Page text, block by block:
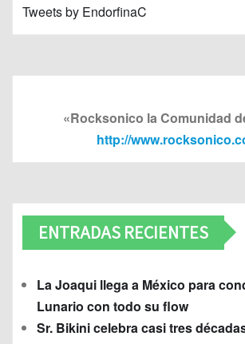
Tweets by EndorfinaC
«Rocksonico la Comunidad
http://
ENTRADAS RECIENTES
La Joaqui llega a México para
Lunario con todo su flow
Sr. Bikini celebra casi tres